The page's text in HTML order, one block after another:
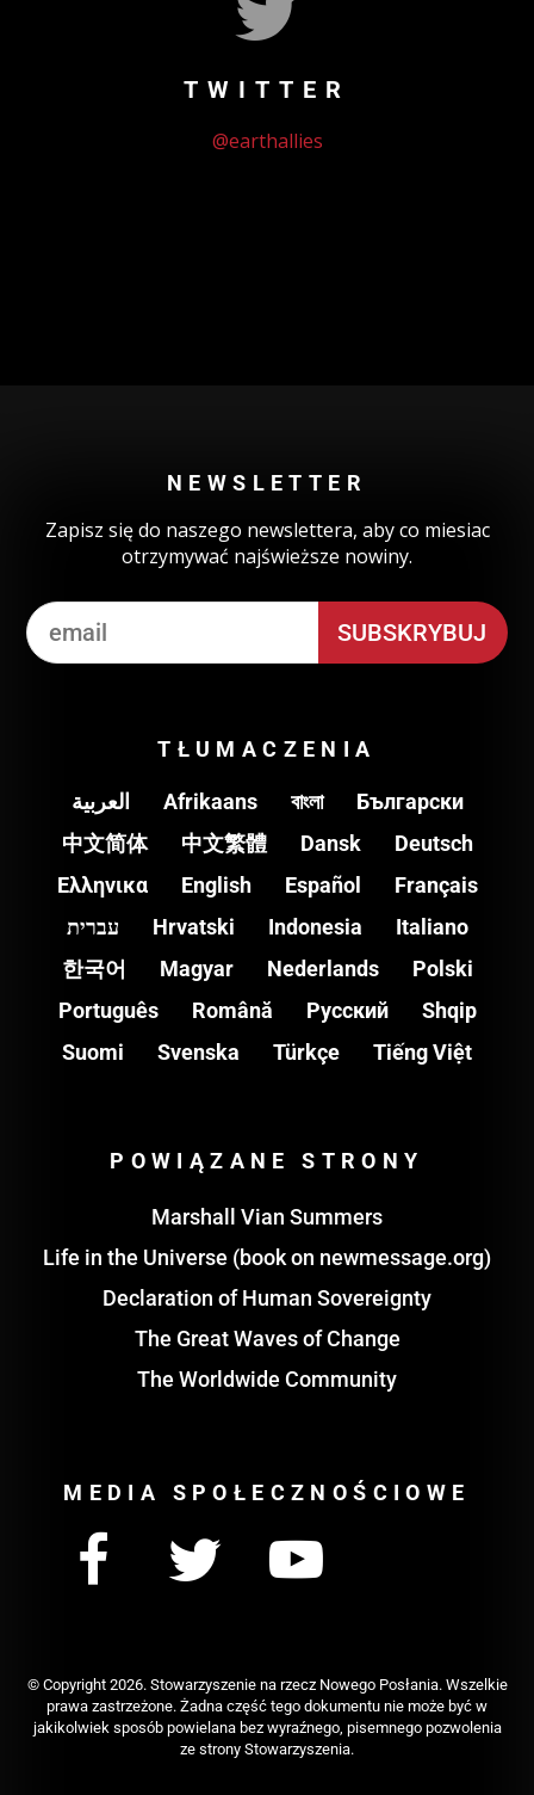
TWITTER
@earthallies
NEWSLETTER
Zapisz się do naszego newslettera, aby co miesiac
otrzymywać najświeższe nowiny.
TŁUMACZENIA
العربية Afrikaans বাংলা
Български
中文简体
中文繁體 Dansk
Deutsch
Ελληνικα
English Español
Français
עברית
Hrvatski Indonesia
Italiano
한국어
Magyar Nederlands
Polski
Português
Română Pусский
Shqip
Suomi
Svenska Türkçe Tiếng Việt
POWIĄZANE STRONY
Marshall Vian Summers
Life in the Universe (book on newmessage.org)
Declaration of Human Sovereignty
The Great Waves of Change
The Worldwide Community
MEDIA SPOŁECZNOŚCIOWE
© Copyright 2026. Stowarzyszenie na rzecz Nowego Posłania. Wszelkie
prawa zastrzeżone. Żadna część tego dokumentu nie może być w
jakikolwiek sposób powielana bez wyraźnego, pisemnego pozwolenia
ze strony Stowarzyszenia.